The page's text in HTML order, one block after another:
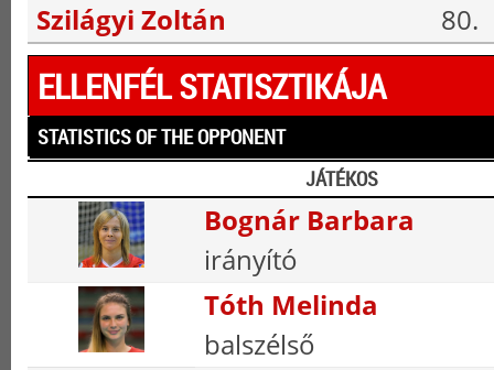
Szilágyi Zoltán 80.
ELLENFÉL STATISZTIKÁJA
STATISTICS OF THE OPPONENT
JÁTÉKOS
Bognár Barbara
irányító
Tóth Melinda
balszélső